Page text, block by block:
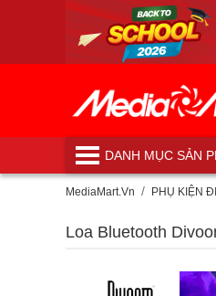
DANH MỤCSẢN
MediaMart.Vn PHỤ KIỆN
Loa Bluetooth